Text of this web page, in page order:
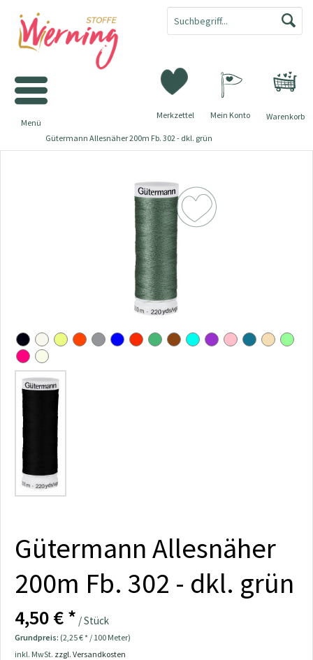
Warenkorb
Merkzettel Mein Konto
Menü
Gütermann Allesnäher 200m Fb. 302 - dkl. grün
Gütermann Allesnäher
200m Fb. 302 - dkl. grün
4,50 € * / Stück
Grundpreis: (2,25 € * / 100 Meter)
inkl. MwSt. zzgl. Versandkosten